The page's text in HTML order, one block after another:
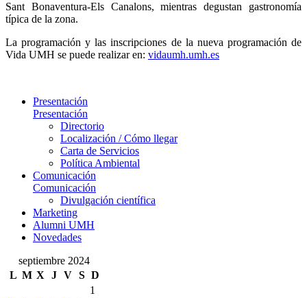
Sant Bonaventura-Els Canalons, mientras degustan gastronomía
típica de la zona.
La programación y las inscripciones de la nueva programación de
Vida UMH se puede realizar en: vidaumh.umh.es
Presentación
Presentación
Directorio
Localización / Cómo llegar
Carta de Servicios
Política Ambiental
Comunicación
Comunicación
Divulgación científica
Marketing
Alumni UMH
Novedades
septiembre 2024
L M X J V S D
1